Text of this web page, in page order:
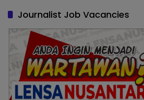
Journalist Job Vacancies